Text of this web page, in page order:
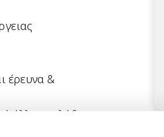
έρευνα &
άλλους κλάδους